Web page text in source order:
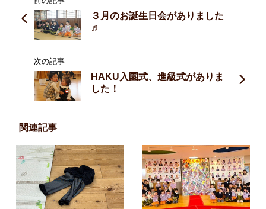
３月のお誕生日会がありました
♬
次の記事
HAKU入園式、進級式がありま
した！
関連記事